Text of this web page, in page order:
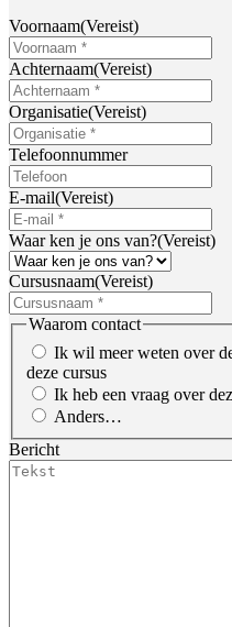
Voornaam(Vereist)
Achternaam(Vereist)
Organisatie(Vereist)
Telefoonnummer
E-mail(Vereist)
Waar ken je ons van?(Vereist)
Cursusnaam(Vereist)
Waarom contact
Ik wil meer weten over
deze cursus
Ik heb een vraag over
Anders…
Bericht